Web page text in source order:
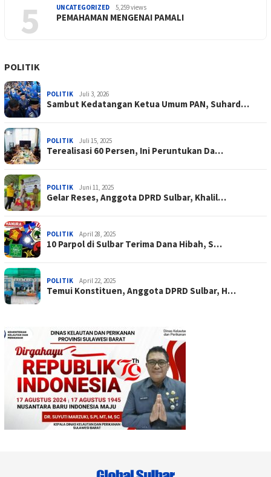
5 UNCATEGORIZED 5,259 views
PEMAHAMAN MENGENAI PAMALI
POLITIK
POLITIK Juli 3, 2026
Sambut Kedatangan Ketua Umum PAN, Suhard…
POLITIK Juli 15, 2025
Terealisasi 60 Persen, Ini Peruntukan Da…
POLITIK Juni 11, 2025
Gelar Reses, Anggota DPRD Sulbar, Khalil…
POLITIK April 28, 2025
10 Parpol di Sulbar Terima Dana Hibah, S…
POLITIK April 22, 2025
Temui Konstituen, Anggota DPRD Sulbar, H…